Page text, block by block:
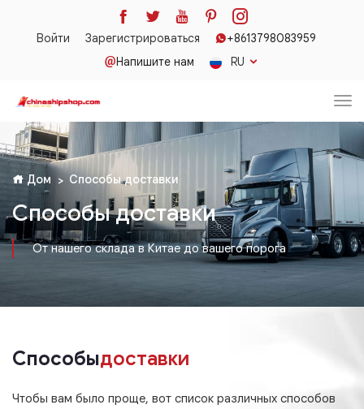
Войти Зарегистрироваться
+8613798083959
Напишите нам
RU
Дом Способы доставки
Способы доставки
От нашего склада в Китае до вашего порога
Способыдоставки
Чтобы вам было проще, вот список различных способов